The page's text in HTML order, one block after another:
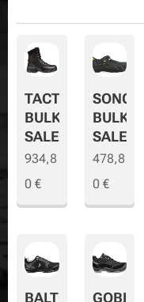
TACTIC
BULK
SALE
934,8
0 €
SONORA
BULK
SALE
478,8
0€
BALTO
GOBI